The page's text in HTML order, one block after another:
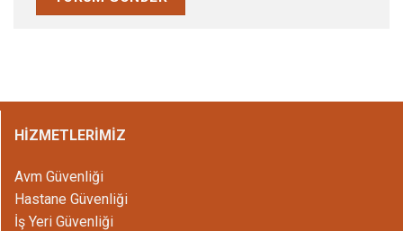
HİZMETLERİMİZ
Avm Güvenliği
Hastane Güvenliği
İş Yeri Güvenliği